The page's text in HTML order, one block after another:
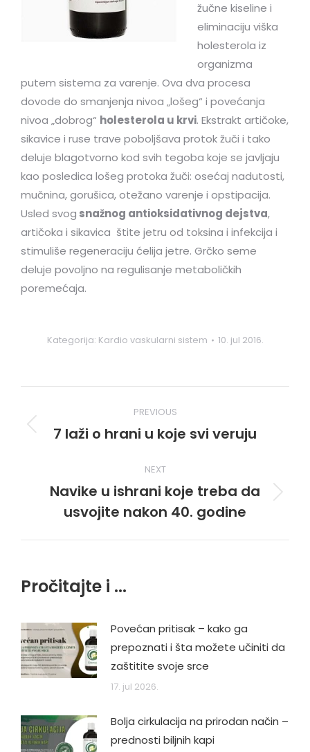
žučne kiseline i
eliminaciju viška
holesterola iz
organizma
putem sistema za varenje. Ova dva procesa
dovode do smanjenja nivoa „lošeg“ i povećanja
nivoa „dobrog“ holesterola u krvi. Ekstrakt artičoke,
sikavice i ruse trave poboljšava protok žuči i tako
deluje blagotvorno kod svih tegoba koje se javljaju
kao posledica lošeg protoka žuči: osećaj nadutosti,
mučnina, gorušica, otežano varenje i opstipacija.
Usled svog snažnog antioksidativnog dejstva,
artičoka i sikavica štite jetru od toksina i infekcija i
stimuliše regeneraciju ćelija jetre. Grčko seme
deluje povoljno na regulisanje metaboličkih
poremećaja.
Kategorija: Kardio vaskularni sistem 10. jul 2016.
navigation
PREVIOUS
Previous
7 laži o hrani u koje svi veruju
NEXT
Next
post:
Navike u ishrani koje treba da
usvojite nakon 40. godine
Pročitajte i ...
Povećan pritisak – kako ga
prepoznati i šta možete učiniti da
zaštitite svoje srce
17. jul 2026.
Bolja cirkulacija na prirodan način –
prednosti biljnih kapi